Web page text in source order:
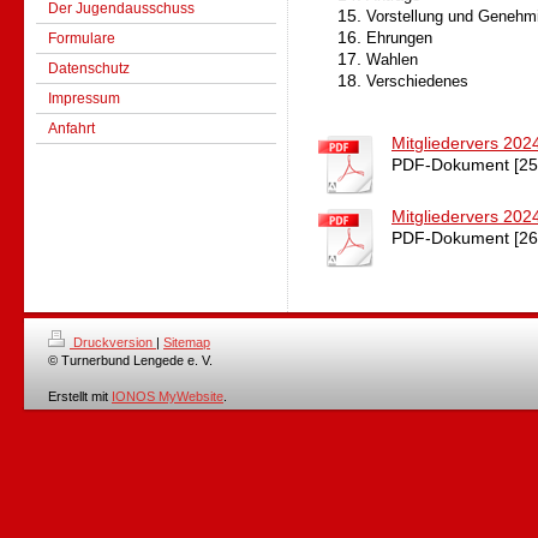
Der Jugendausschuss
Formulare
Datenschutz
Impressum
Anfahrt
Vorstellung und
Ehrungen
Wahlen
Verschiedenes
Mitgliedervers
PDF-Dokument
Mitgliedervers
PDF-Dokument
Druckversion | Sitemap
© Turnerbund Lengede e. V.
Erstellt mit IONOS MyWebsite